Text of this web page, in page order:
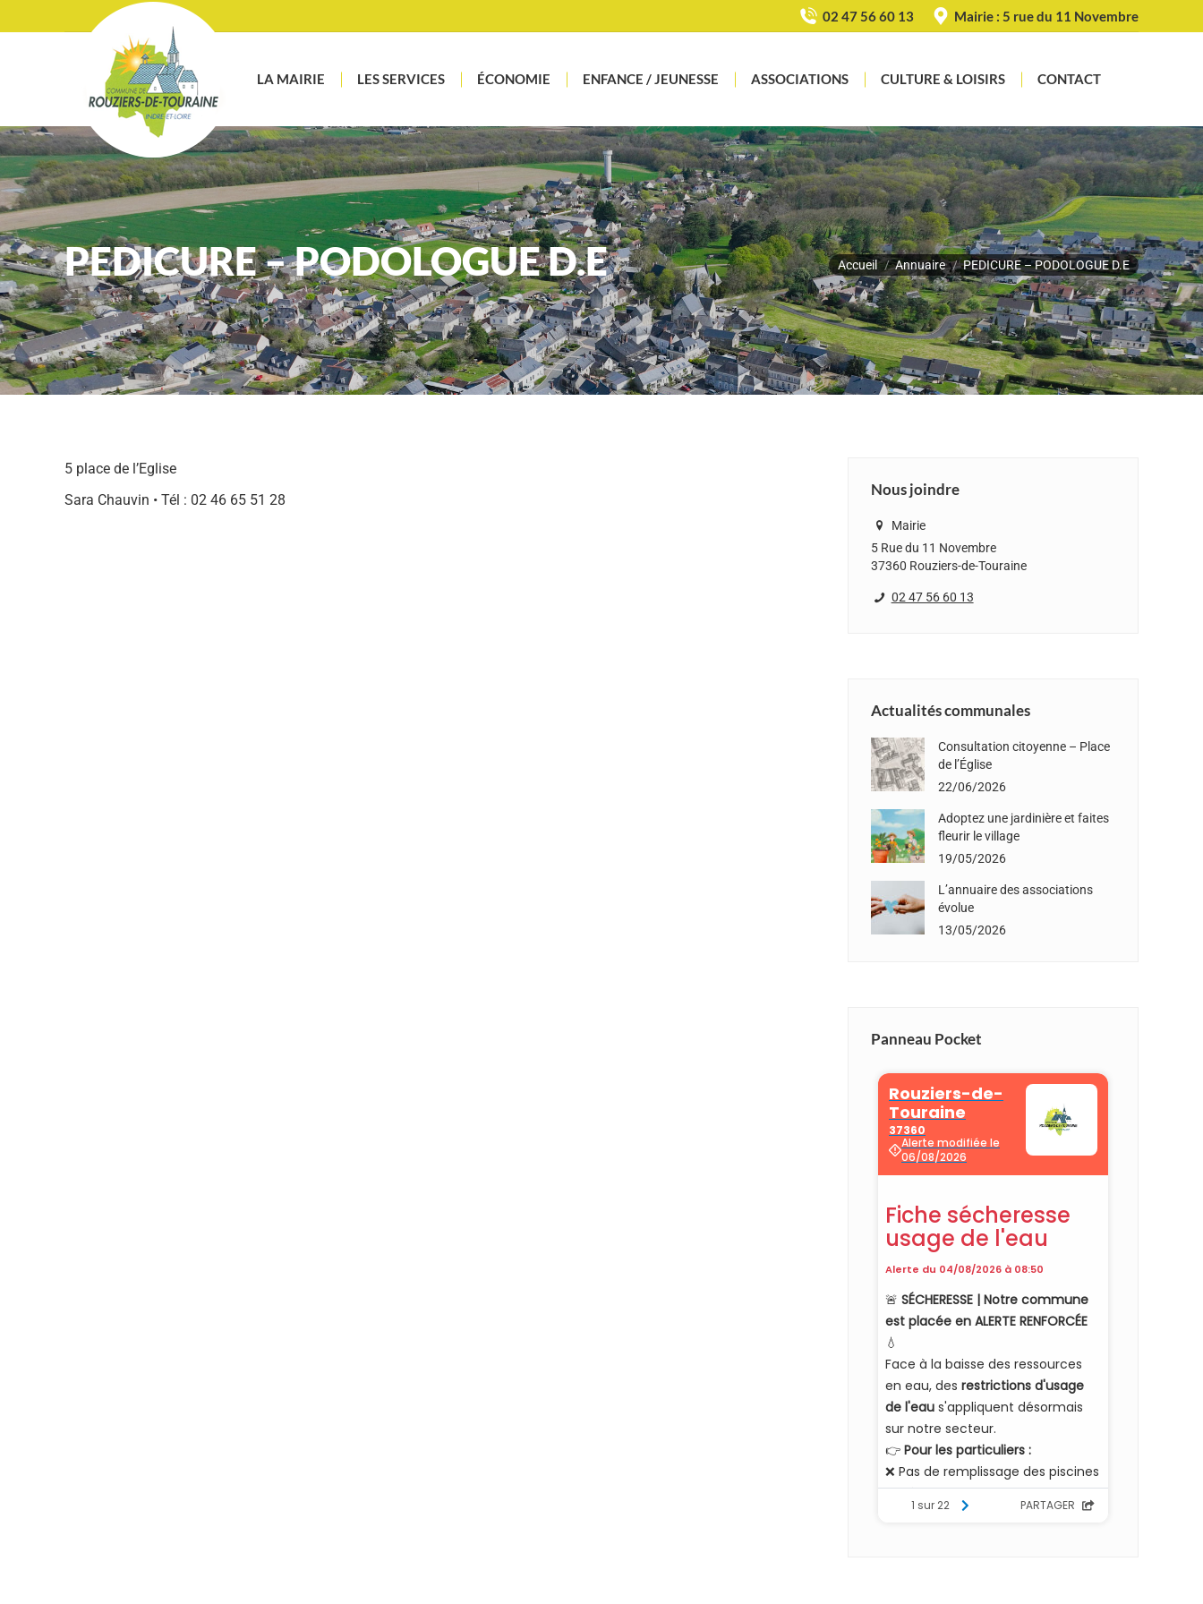
02 47 56 60 13 Mairie : 5 rue du 11 Novembre
LA MAIRIE LES SERVICES ÉCONOMIE ENFANCE / JEUNESSE ASSOCIATIONS CULTURE & LOISIRS CONTACT
PEDICURE – PODOLOGUE D.E Vous êtes ici :
Accueil Annuaire PEDICURE – PODOLOGUE D.E
5 place de l’Eglise
Sara Chauvin • Tél : 02 46 65 51 28
Nous joindre
Mairie
5 Rue du 11 Novembre
37360 Rouziers-de-Touraine
02 47 56 60 13
Actualités communales
Consultation citoyenne – Place
de l’Église
22/06/2026
Adoptez une jardinière et faites
fleurir le village
19/05/2026
L’annuaire des associations
évolue
13/05/2026
Panneau Pocket